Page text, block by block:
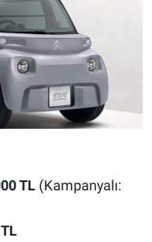
TL(Kampanyalı: